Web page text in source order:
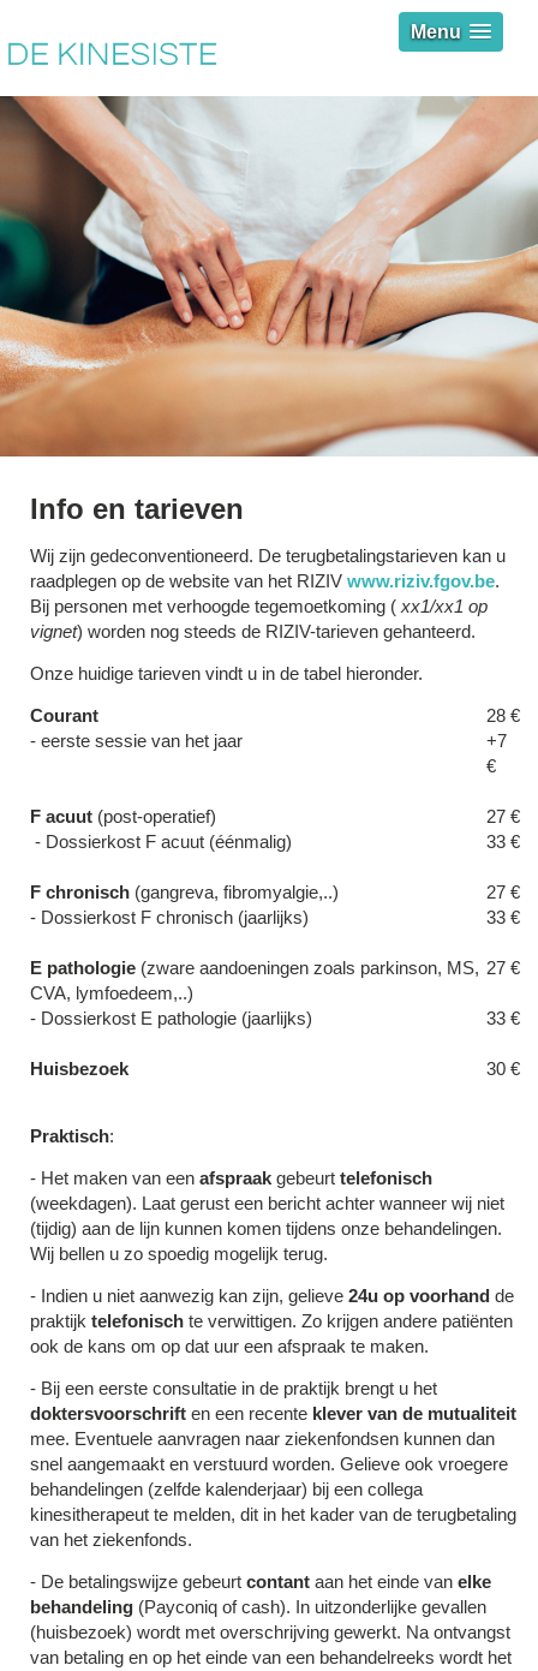
Menu
Info en tarieven
Wij zijn gedeconventioneerd. De terugbetalingstarieven kan u
raadplegen op de website van het RIZIV www.riziv.fgov.be.
Bij personen met verhoogde tegemoetkoming ( xx1/xx1 op
vignet) worden nog steeds de RIZIV-tarieven gehanteerd.
Onze huidige tarieven vindt u in de tabel hieronder.
Courant
- eerste sessie van het jaar
28 €
+7
€
F acuut (post-operatief)
- Dossierkost F acuut (éénmalig)
27 €
33 €
F chronisch (gangreva, fibromyalgie,..)
- Dossierkost F chronisch (jaarlijks)
27 €
33 €
E pathologie (zware aandoeningen zoals parkinson, MS,
CVA, lymfoedeem,..)
- Dossierkost E pathologie (jaarlijks)
27 €
33 €
Huisbezoek 30 €
Praktisch:
- Het maken van een afspraak gebeurt telefonisch
(weekdagen). Laat gerust een bericht achter wanneer wij niet
(tijdig) aan de lijn kunnen komen tijdens onze behandelingen.
Wij bellen u zo spoedig mogelijk terug.
- Indien u niet aanwezig kan zijn, gelieve 24u op voorhand de
praktijk telefonisch te verwittigen. Zo krijgen andere patiënten
ook de kans om op dat uur een afspraak te maken.
- Bij een eerste consultatie in de praktijk brengt u het
doktersvoorschrift en een recente klever van de mutualiteit
mee. Eventuele aanvragen naar ziekenfondsen kunnen dan
snel aangemaakt en verstuurd worden. Gelieve ook vroegere
behandelingen (zelfde kalenderjaar) bij een collega
kinesitherapeut te melden, dit in het kader van de terugbetaling
van het ziekenfonds.
- De betalingswijze gebeurt contant aan het einde van elke
behandeling (Payconiq of cash). In uitzonderlijke gevallen
(huisbezoek) wordt met overschrijving gewerkt. Na ontvangst
van betaling en op het einde van een behandelreeks wordt het